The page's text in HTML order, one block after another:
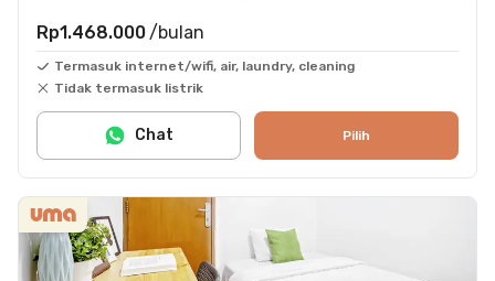
Rp1.468.000 /bulan
Termasuk internet/wifi, air, laundry, cleaning
Tidak termasuk listrik
Pilih
Chat